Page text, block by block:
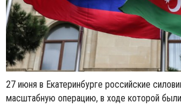
27 июня в Екатеринбурге российские
масштабную операцию, в ходе которой